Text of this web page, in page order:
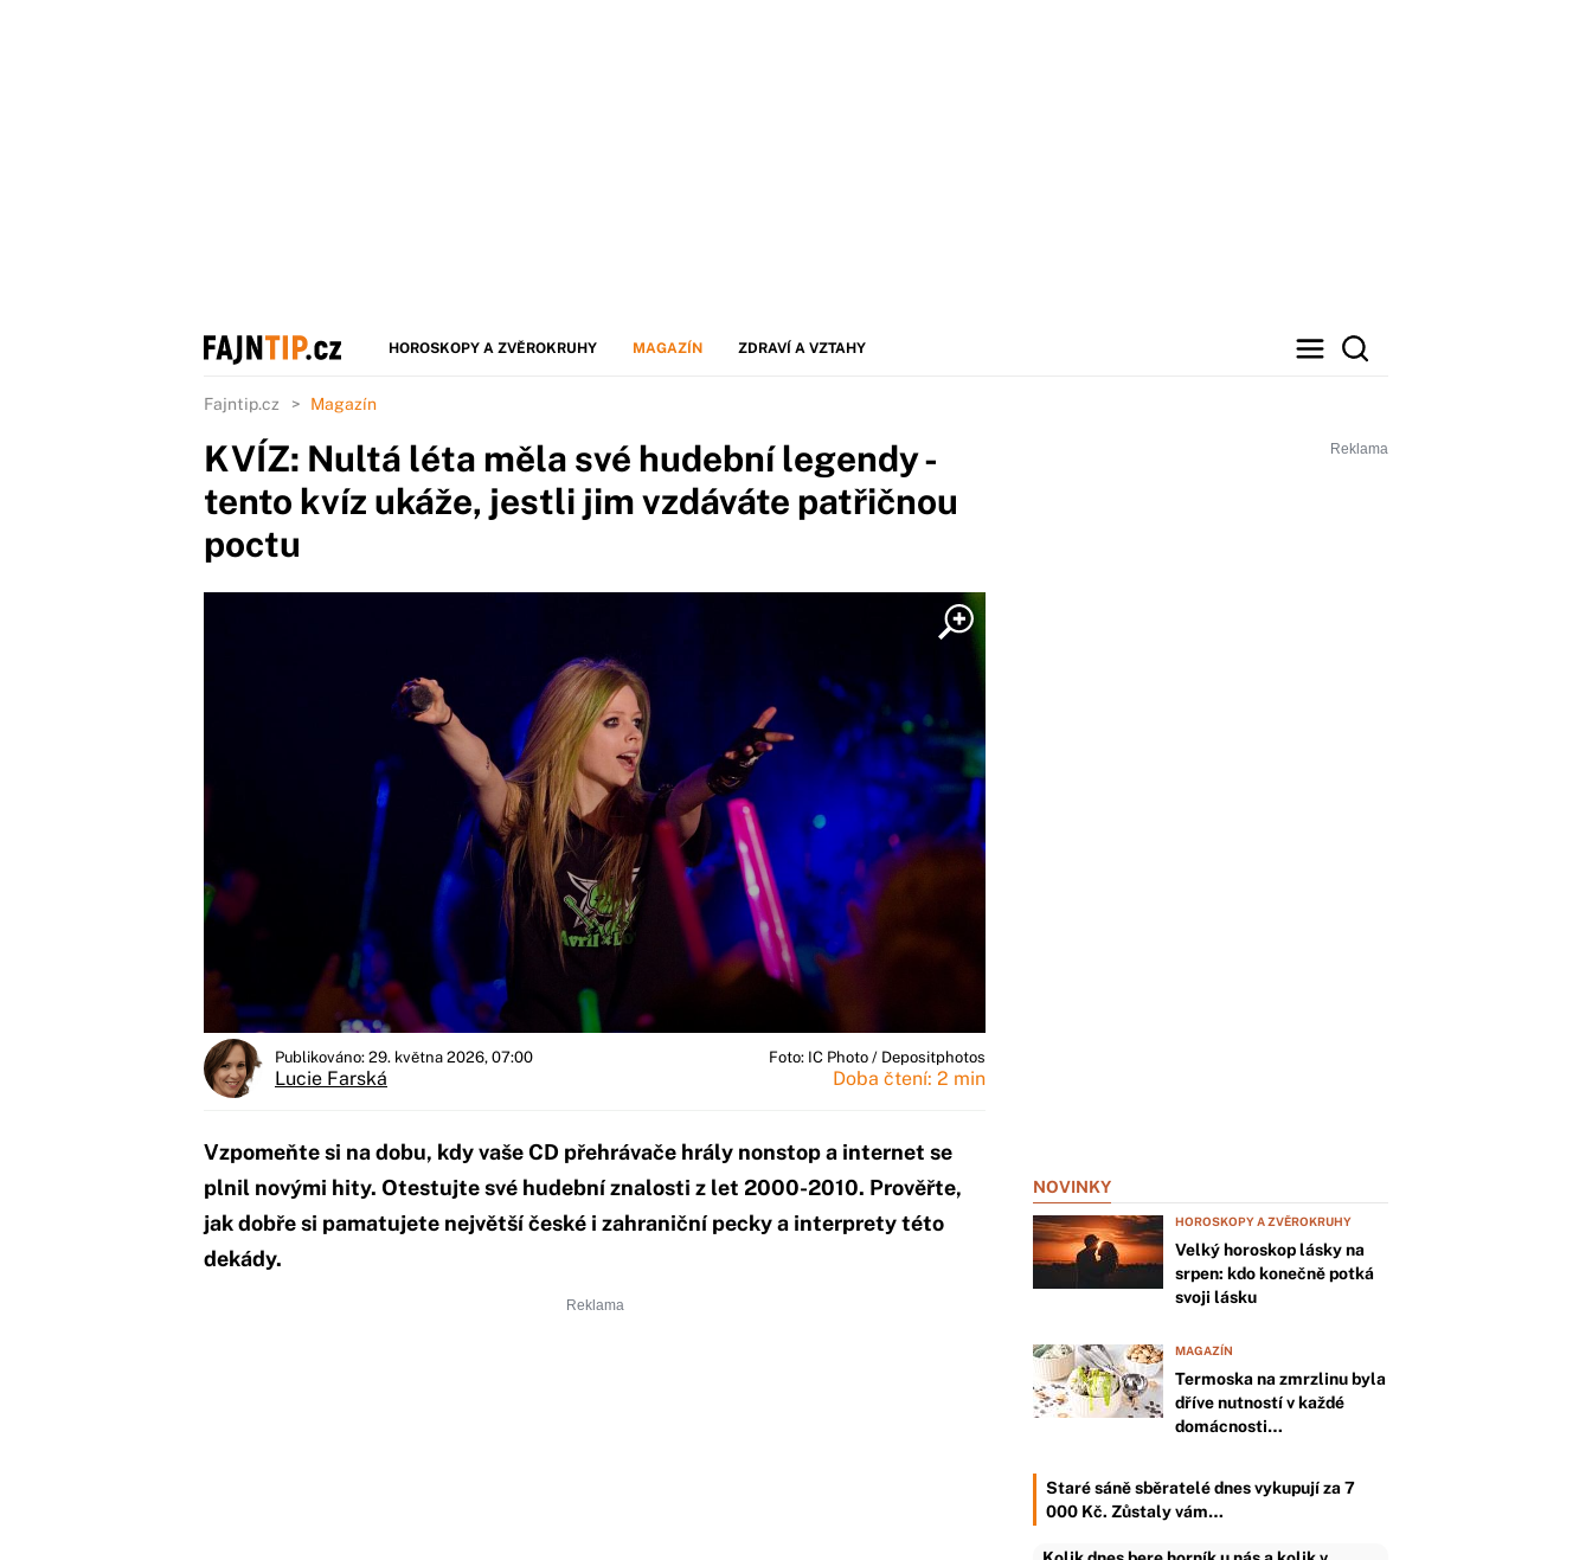
HOROSKOPY A ZVĚROKRUHY MAGAZÍN ZDRAVÍ A VZTAHY
Fajntip.cz Magazín
KVÍZ: Nultá léta měla své hudební legendy -
tento kvíz ukáže, jestli jim vzdáváte patřičnou
poctu
Publikováno: 29. května 2026, 07:00
Lucie Farská
Foto: IC Photo / Depositphotos
Doba čtení: 2 min
Vzpomeňte si na dobu, kdy vaše CD přehrávače hrály nonstop a internet se
plnil novými hity. Otestujte své hudební znalosti z let 2000-2010. Prověřte,
jak dobře si pamatujete největší české i zahraniční pecky a interprety této
dekády.
NOVINKY
HOROSKOPY A ZVĚROKRUHY
Velký horoskop lásky na
srpen: kdo konečně potká
svoji lásku
MAGAZÍN
Termoska na zmrzlinu byla
dříve nutností v každé
domácnosti…
Staré sáně sběratelé dnes vykupují za 7
000 Kč. Zůstaly vám…